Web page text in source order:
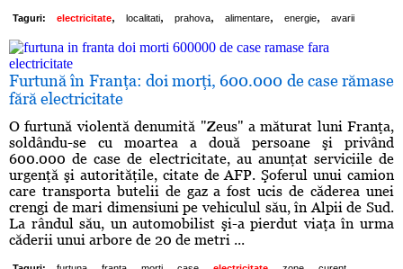
Taguri: electricitate, localitati, prahova, alimentare, energie, avarii
Furtună în Franţa: doi morţi, 600.000 de case rămase
fără electricitate
O furtună violentă denumită "Zeus" a măturat luni Franţa,
soldându-se cu moartea a două persoane şi privând
600.000 de case de electricitate, au anunţat serviciile de
urgenţă şi autorităţile, citate de AFP. Şoferul unui camion
care transporta butelii de gaz a fost ucis de căderea unei
crengi de mari dimensiuni pe vehiculul său, în Alpii de Sud.
La rândul său, un automobilist şi-a pierdut viaţa în urma
căderii unui arbore de 20 de metri ...